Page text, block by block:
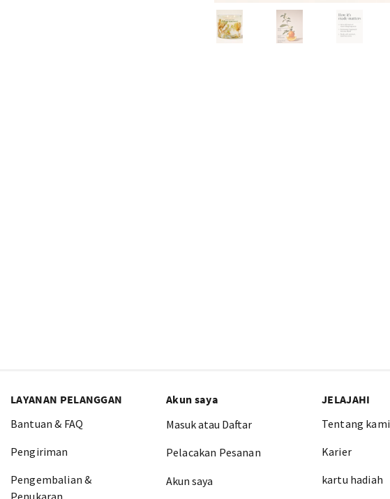
LAYANAN PELANGGAN
Bantuan & FAQ
Pengiriman
Pengembalian &
Penukaran
Akun saya
Masuk atau Daftar
Pelacakan Pesanan
Akun saya
JELAJAHI
Tentang kami
Karier
kartu hadiah